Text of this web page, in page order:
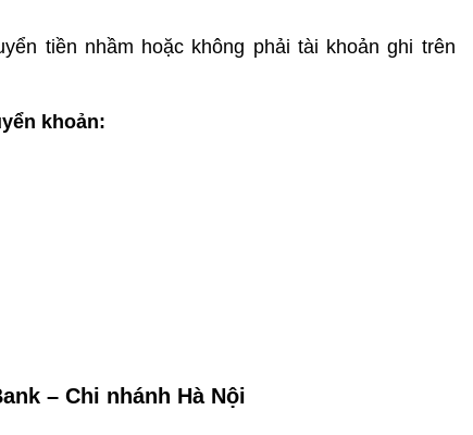
tiền nhầm hoặc không phải tài khoản ghi trên
khoản:
– Chi nhánh Hà Nội